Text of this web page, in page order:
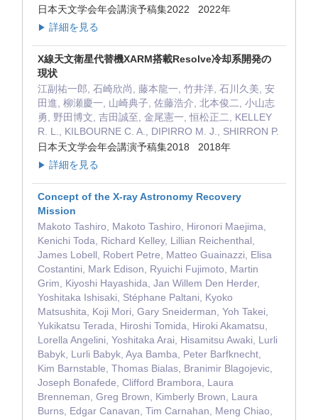
日本天文学会年会講演予稿集2022 2022年
▶ 詳細を見る
X線天文衛星代替機XARM搭載Resolve冷却系開発の
現状
江副祐一郎, 石崎欣尚, 藤本龍一, 竹井洋, 石川久美, 安
田進, 柳瀬慶一, 山崎典子, 佐藤浩介, 北本俊二, 小山志
勇, 野田博文, 吉田誠至, 金尾憲一, 恒松正二, KELLEY
R. L., KILBOURNE C. A., DIPIRRO M. J., SHIRRON P.
日本天文学会年会講演予稿集2018 2018年
▶ 詳細を見る
Concept of the X-ray Astronomy Recovery
Mission
Makoto Tashiro, Makoto Tashiro, Hironori Maejima,
Kenichi Toda, Richard Kelley, Lillian Reichenthal,
James Lobell, Robert Petre, Matteo Guainazzi, Elisa
Costantini, Mark Edison, Ryuichi Fujimoto, Martin
Grim, Kiyoshi Hayashida, Jan Willem Den Herder,
Yoshitaka Ishisaki, Stéphane Paltani, Kyoko
Matsushita, Koji Mori, Gary Sneiderman, Yoh Takei,
Yukikatsu Terada, Hiroshi Tomida, Hiroki Akamatsu,
Lorella Angelini, Yoshitaka Arai, Hisamitsu Awaki, Lurli
Babyk, Lurli Babyk, Aya Bamba, Peter Barfknecht,
Kim Barnstable, Thomas Bialas, Branimir Blagojevic,
Joseph Bonafede, Clifford Brambora, Laura
Brenneman, Greg Brown, Kimberly Brown, Laura
Burns, Edgar Canavan, Tim Carnahan, Meng Chiao,